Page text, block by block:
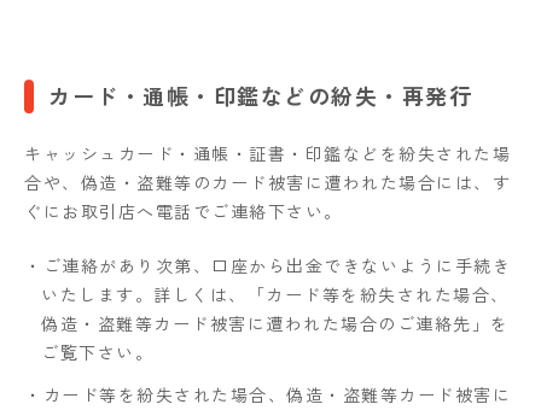
カード・通帳・印鑑などの紛失・再発行
キャッシュカード・通帳・証書・印鑑などを紛失された場
合や、偽造・盗難等のカード被害に遭われた場合には、す
ぐにお取引店へ電話でご連絡下さい。
・ご連絡があり次第、口座から出金できないように手続き
いたします。詳しくは、「カード等を紛失された場合、
偽造・盗難等カード被害に遭われた場合のご連絡先」を
ご覧下さい。
・カード等を紛失された場合、偽造・盗難等カード被害に